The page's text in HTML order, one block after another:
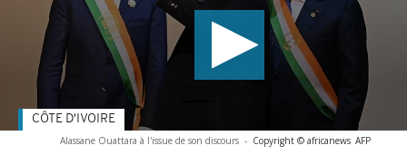
Alassane Ouattara à l'issue de son discours - Copyright © africanews AFP
CÔTE D'IVOIRE